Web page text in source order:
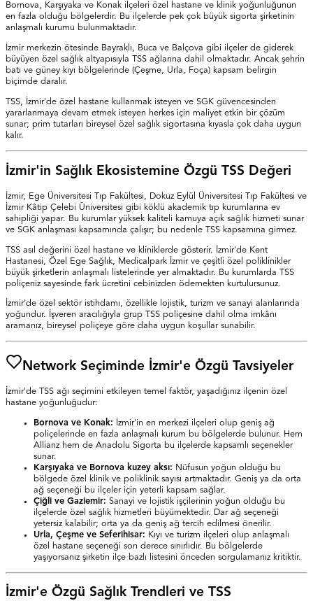
Bornova, Karşıyaka ve Konak ilçeleri özel hastane ve klinik yoğunluğunun
en fazla olduğu bölgelerdir. Bu ilçelerde pek çok büyük sigorta şirketinin
anlaşmalı kurumu bulunmaktadır.
İzmir merkezin ötesinde Bayraklı, Buca ve Balçova gibi ilçeler de giderek
büyüyen özel sağlık altyapısıyla TSS ağlarına dahil olmaktadır. Ancak şehrin
batı ve güney kıyı bölgelerinde (Çeşme, Urla, Foça) kapsam belirgin
biçimde daralır.
TSS, İzmir'de özel hastane kullanmak isteyen ve SGK güvencesinden
yararlanmaya devam etmek isteyen herkes için maliyet etkin bir çözüm
sunar; prim tutarları bireysel özel sağlık sigortasına kıyasla çok daha uygun
kalır.
İzmir'in Sağlık Ekosistemine Özgü TSS Değeri
İzmir, Ege Üniversitesi Tıp Fakültesi, Dokuz Eylül Üniversitesi Tıp Fakültesi ve
İzmir Kâtip Çelebi Üniversitesi gibi köklü akademik tıp kurumlarına ev
sahipliği yapar. Bu kurumlar yüksek kaliteli kamuya açık sağlık hizmeti sunar
ve SGK anlaşması kapsamında çalışır; bu nedenle TSS kapsamına girmez.
TSS asıl değerini özel hastane ve kliniklerde gösterir. İzmir'de Kent
Hastanesi, Özel Ege Sağlık, Medicalpark İzmir ve çeşitli özel poliklinikler
büyük şirketlerin anlaşmalı listelerinde yer almaktadır. Bu kurumlarda TSS
poliçeniz sayesinde fark ücretini cebinizden ödemekten kurtulursunuz.
İzmir'de özel sektör istihdamı, özellikle lojistik, turizm ve sanayi alanlarında
yoğundur. İşveren aracılığıyla grup TSS poliçesine dahil olma imkânı
aramanız, bireysel poliçeye göre daha uygun koşullar sunabilir.
Network Seçiminde İzmir'e Özgü Tavsiyeler
İzmir'de TSS ağı seçimini etkileyen temel faktör, yaşadığınız ilçenin özel
hastane yoğunluğudur:
Bornova ve Konak: İzmir'in en merkezi ilçeleri olup geniş ağ
poliçelerinde en fazla anlaşmalı kurum bu bölgelerde bulunur. Hem
Allianz hem de Anadolu Sigorta bu ilçelerde kapsamlı seçenekler
sunar.
Karşıyaka ve Bornova kuzey aksı: Nüfusun yoğun olduğu bu
bölgede özel klinik ve poliklinik sayısı artmaktadır. Geniş ya da orta
ağ seçeneği bu ilçeler için yeterli kapsam sağlar.
Çiğli ve Gaziemir: Sanayi ve lojistik işçilerinin yoğun olduğu bu
ilçelerde özel sağlık hizmetleri büyümektedir. Dar ağ seçeneği
yetersiz kalabilir; orta ya da geniş ağ tercih edilmesi önerilir.
Urla, Çeşme ve Seferihisar: Kıyı ve turizm ilçeleri olup anlaşmalı
özel hastane seçeneği son derece sınırlıdır. Bu bölgelerde
yaşıyorsanız şirketin ilçe bazlı listesini önceden sorgulamanız kritiktir.
İzmir'e Özgü Sağlık Trendleri ve TSS